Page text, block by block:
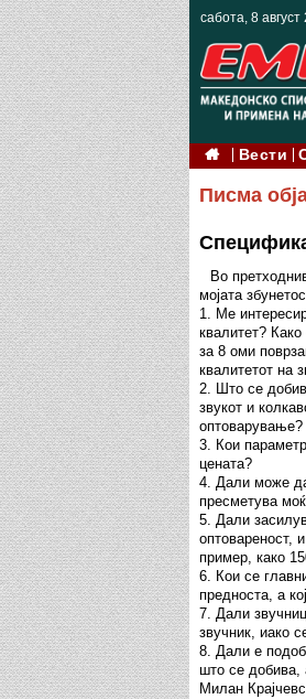
сабота, 8
Вести
Писма
Во
мојата
1. Ме
квалитет?
за 8 оми
квалитетот на
2. Што се
звукот и
оптоварување?
3. Кои
цената?
4. Дали може
пресметува
5. Дали
оптовареност,
пример, како
6. Кои се
предноста, а
7. Дали
звучник, иако
8. Дали е
што се добива,
Милан